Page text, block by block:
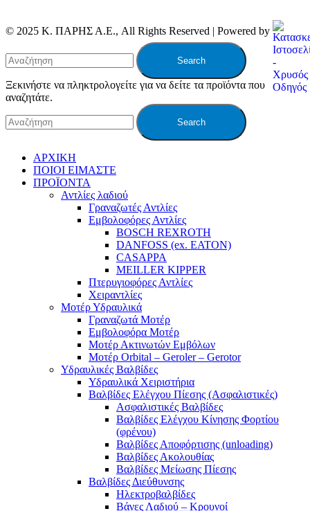
© 2025 Κ. ΠΑΡΗΣ Α.Ε., All Rights Reserved | Powered by
Search
Ξεκινήστε να πληκτρολογείτε για να δείτε τα προϊόντα που
αναζητάτε.
Search
ΑΡΧΙΚΗ
ΠΟΙΟΙ ΕΙΜΑΣΤΕ
ΠΡΟΪΟΝΤΑ
Αντλίες λαδιού
Γραναζωτές Αντλίες
Εμβολοφόρες Αντλίες
BOSCH REXROTH
DANFOSS (ex. EATON)
CASAPPA
MEILLER KIPPER
Πτερυγιοφόρες Αντλίες
Χειραντλίες
Μοτέρ Υδραυλικά
Γραναζωτά Μοτέρ
Εμβολοφόρα Μοτέρ
Μοτέρ Ακτινωτών Εμβόλων
Μοτέρ Orbital – Geroler – Gerotor
Υδραυλικές Βαλβίδες
Υδραυλικά Χειριστήρια
Βαλβίδες Ελέγχου Πίεσης (Ασφαλιστικές)
Ασφαλιστικές Βαλβίδες
Βαλβίδες Ελέγχου Κίνησης Φορτίου
(φρένου)
Βαλβίδες Αποφόρτισης (unloading)
Βαλβίδες Ακολουθίας
Βαλβίδες Μείωσης Πίεσης
Βαλβίδες Διεύθυνσης
Ηλεκτροβαλβίδες
Βάνες Λαδιού – Κρουνοί